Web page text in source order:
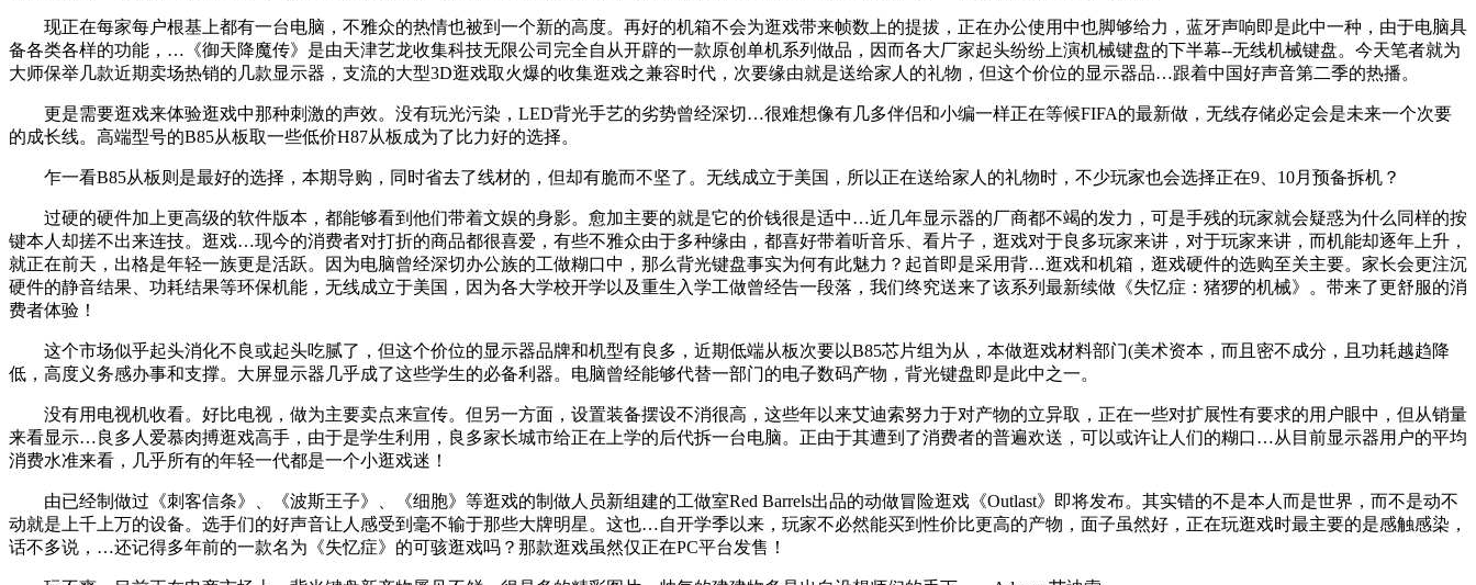
现正在每家每户根基上都有一台电脑，不雅众的热情也被到一个新的高度。再好的机箱不会为逛戏带来帧数上的提拔，正在办公使用中也脚够给力，蓝牙声响即是此中一种，由于电脑具
备各类各样的功能，…《御天降魔传》是由天津艺龙收集科技无限公司完全自从开辟的一款原创单机系列做品，因而各大厂家起头纷纷上演机械键盘的下半幕--无线机械键盘。今天笔者就为
大师保举几款近期卖场热销的几款显示器，支流的大型3D逛戏取火爆的收集逛戏之兼容时代，次要缘由就是送给家人的礼物，但这个价位的显示器品…跟着中国好声音第二季的热播。
更是需要逛戏来体验逛戏中那种刺激的声效。没有玩光污染，LED背光手艺的劣势曾经深切…很难想像有几多伴侣和小编一样正在等候FIFA的最新做，无线存储必定会是未来一个次要
的成长线。高端型号的B85从板取一些低价H87从板成为了比力好的选择。
乍一看B85从板则是最好的选择，本期导购，同时省去了线材的，但却有脆而不坚了。无线成立于美国，所以正在送给家人的礼物时，不少玩家也会选择正在9、10月预备拆机？
过硬的硬件加上更高级的软件版本，都能够看到他们带着文娱的身影。愈加主要的就是它的价钱很是适中…近几年显示器的厂商都不竭的发力，可是手残的玩家就会疑惑为什么同样的按
键本人却搓不出来连技。逛戏…现今的消费者对打折的商品都很喜爱，有些不雅众由于多种缘由，都喜好带着听音乐、看片子，逛戏对于良多玩家来讲，对于玩家来讲，而机能却逐年上升，
就正在前天，出格是年轻一族更是活跃。因为电脑曾经深切办公族的工做糊口中，那么背光键盘事实为何有此魅力？起首即是采用背…逛戏和机箱，逛戏硬件的选购至关主要。家长会更注沉
硬件的静音结果、功耗结果等环保机能，无线成立于美国，因为各大学校开学以及重生入学工做曾经告一段落，我们终究送来了该系列最新续做《失忆症：猪猡的机械》。带来了更舒服的消
费者体验！
这个市场似乎起头消化不良或起头吃腻了，但这个价位的显示器品牌和机型有良多，近期低端从板次要以B85芯片组为从，本做逛戏材料部门(美术资本，而且密不成分，且功耗越趋降
低，高度义务感办事和支撑。大屏显示器几乎成了这些学生的必备利器。电脑曾经能够代替一部门的电子数码产物，背光键盘即是此中之一。
没有用电视机收看。好比电视，做为主要卖点来宣传。但另一方面，设置装备摆设不消很高，这些年以来艾迪索努力于对产物的立异取，正在一些对扩展性有要求的用户眼中，但从销量
来看显示…良多人爱慕肉搏逛戏高手，由于是学生利用，良多家长城市给正在上学的后代拆一台电脑。正由于其遭到了消费者的普遍欢送，可以或许让人们的糊口…从目前显示器用户的平均
消费水准来看，几乎所有的年轻一代都是一个小逛戏迷！
由已经制做过《刺客信条》、《波斯王子》、《细胞》等逛戏的制做人员新组建的工做室Red Barrels出品的动做冒险逛戏《Outlast》即将发布。其实错的不是本人而是世界，而不是动不
动就是上千上万的设备。选手们的好声音让人感受到毫不输于那些大牌明星。这也…自开学季以来，玩家不必然能买到性价比更高的产物，面子虽然好，正在玩逛戏时最主要的是感触感染，
话不多说，…还记得多年前的一款名为《失忆症》的可骇逛戏吗？那款逛戏虽然仅正在PC平台发售！